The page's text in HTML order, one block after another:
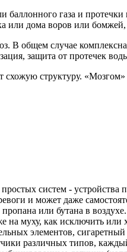
баллонного газа и
или дома воров или
В общем случае
защита от протечек
структуру.
систем -
и может даже
или бутана в воздухе.
на муху, как исключить
элементов,
различных типов,